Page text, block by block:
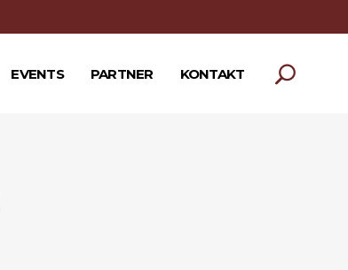
EVENTS PARTNER KONTAKT